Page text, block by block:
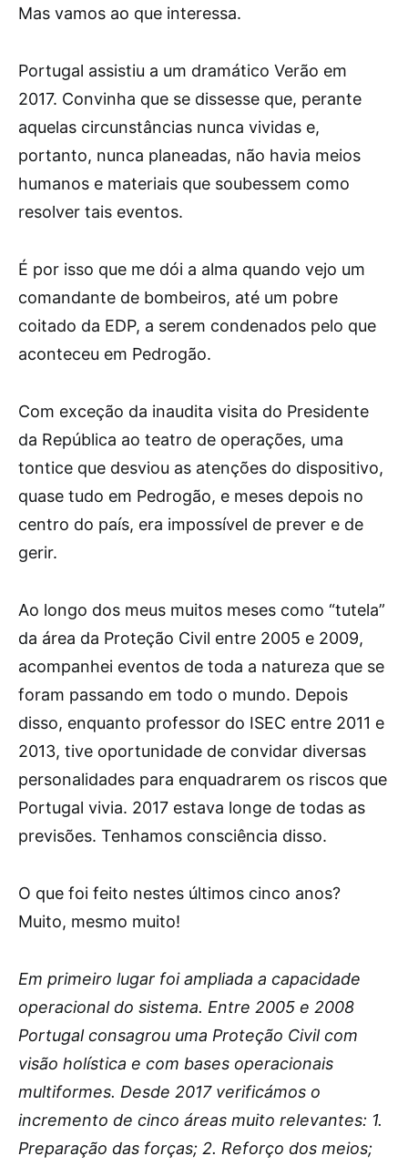
Mas vamos ao que interessa.
Portugal assistiu a um dramático Verão em
2017. Convinha que se dissesse que, perante
aquelas circunstâncias nunca vividas e,
portanto, nunca planeadas, não havia meios
humanos e materiais que soubessem como
resolver tais eventos.
É por isso que me dói a alma quando vejo um
comandante de bombeiros, até um pobre
coitado da EDP, a serem condenados pelo que
aconteceu em Pedrogão.
Com exceção da inaudita visita do Presidente
da República ao teatro de operações, uma
tontice que desviou as atenções do dispositivo,
quase tudo em Pedrogão, e meses depois no
centro do país, era impossível de prever e de
gerir.
Ao longo dos meus muitos meses como “tutela”
da área da Proteção Civil entre 2005 e 2009,
acompanhei eventos de toda a natureza que se
foram passando em todo o mundo. Depois
disso, enquanto professor do ISEC entre 2011 e
2013, tive oportunidade de convidar diversas
personalidades para enquadrarem os riscos que
Portugal vivia. 2017 estava longe de todas as
previsões. Tenhamos consciência disso.
O que foi feito nestes últimos cinco anos?
Muito, mesmo muito!
Em primeiro lugar foi ampliada a capacidade
operacional do sistema. Entre 2005 e 2008
Portugal consagrou uma Proteção Civil com
visão holística e com bases operacionais
multiformes. Desde 2017 verificámos o
incremento de cinco áreas muito relevantes: 1.
Preparação das forças; 2. Reforço dos meios;